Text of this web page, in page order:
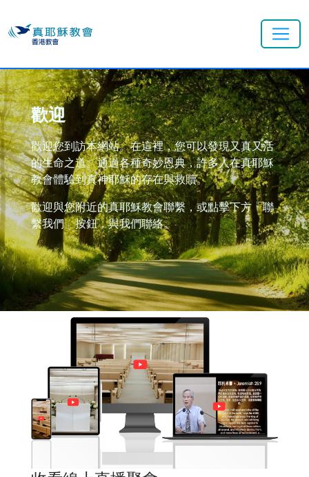
歡迎
歡迎您到訪本網站。在這裡，您可以發現又真又活
的生命之道。通過各種奇妙恩典，許多人在真耶穌
教會體驗到真神耶穌的存在與救贖。
歡迎與您附近的真耶穌教會聯繫，或點擊下方「聯
繫我們」按鈕，與我們聯絡。